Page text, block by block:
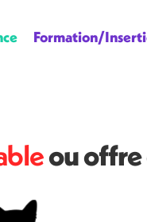
Formation/
ou